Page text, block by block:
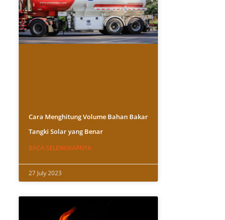
Cara Menghitung Volume Bahan Bakar
Tangki Solar yang Benar
BACA SELENGKAPNYA
27 July 2023